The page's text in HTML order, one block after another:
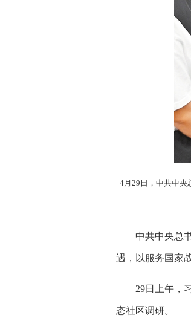
4月29日，中共中央
中共中央总书
遇，以服务国家
29日上午，习
态社区调研。